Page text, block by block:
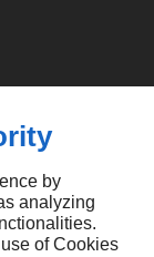
by
analyzing
of Cookies